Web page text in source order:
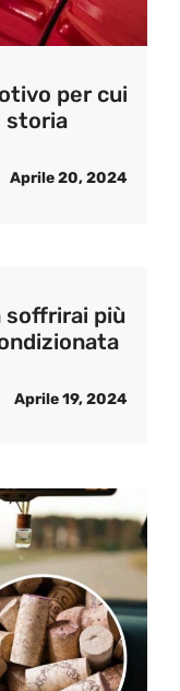
per cui
storia
Aprile 20, 2024
soffrirai più
Aprile 19, 2024